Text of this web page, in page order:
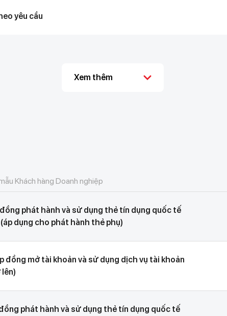
yêu cầu
Xem thêm
Khách hàng Doanh nghiệp
phát hành và sử dụng thẻ tín dụng quốc tế
dụng cho phát hành thẻ phụ)
đồng mở tài khoản và sử dụng dịch vụ tài khoản
phát hành và sử dụng thẻ tín dụng quốc tế